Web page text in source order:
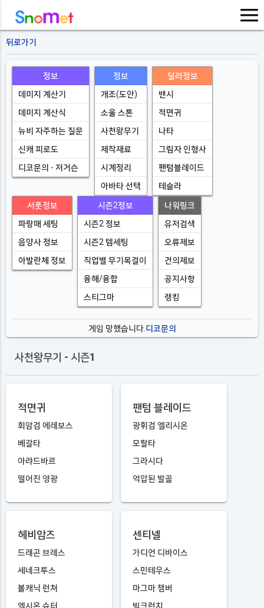
뒤로가기
정보
데미지 계산기
데미지 계산식
뉴비 자주하는 질문
신캐 피로도
디코문의 - 저거슨
정보
개조(도안)
소울 스톤
사천왕무기
제작재료
시계정리
아바타 선택
딜러정보
밴시
적면귀
나타
그림자 인형사
팬텀블레이드
테슬라
서폿정보
파랑매 세팅
음양사 정보
아발란체 정보
시즌2정보
시즌2 정보
시즌2 템세팅
직업별 무기목걸이
융해/융합
스티그마
나워링크
유저검색
오류제보
건의제보
공지사항
랭킹
게임 망했습니다.디코문의
사천왕무기 - 시즌1
적면귀
회암검 에레보스
베갈타
아랴드바르
떨어진 영광
팬텀 블레이드
광휘검 엘리시온
모랄타
그라시다
억압된 발골
헤비암즈
드래곤 브레스
세네크투스
볼캐닉 런쳐
엑시온 슈터
센티넬
가디언 디바이스
스민테우스
마그마 챔버
빅크런치